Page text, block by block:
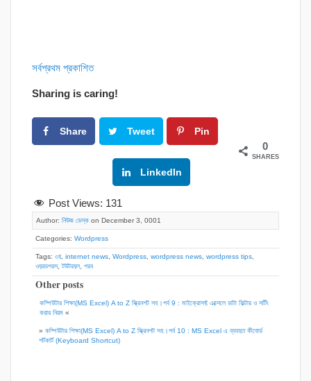
সর্বপ্রথম প্রকাশিত
Sharing is caring!
Share Tweet Pin
LinkedIn
0
SHARES
Post Views: 131
Author: নিউজ ডেস্ক on December 3, 0001
Categories: Wordpress
Tags: ৩য়, internet news, Wordpress, wordpress news, wordpress tips,
ওয়রডপরস,টউটরয়ল, পরব
Other posts
কম্পিউটার শিক্ষা(MS Excel) A to Z স্ক্রিনশট সহ।পর্ব 9 : মাইক্রোসফ্ট এক্সেলে ডাটা ফিল্টার ও সর্টিং
করার নিয়ম «
» কম্পিউটার শিক্ষা(MS Excel) A to Z স্ক্রিনশট সহ।পর্ব 10 : MS Excel এ ব্যবহৃত কীবোর্ড
শর্টকার্ট (Keyboard Shortcut)